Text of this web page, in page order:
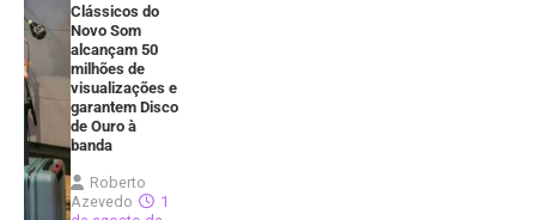
Clássicos do
Novo Som
alcançam 50
milhões de
visualizações e
garantem Disco
de Ouro à
banda
Roberto
Azevedo
1